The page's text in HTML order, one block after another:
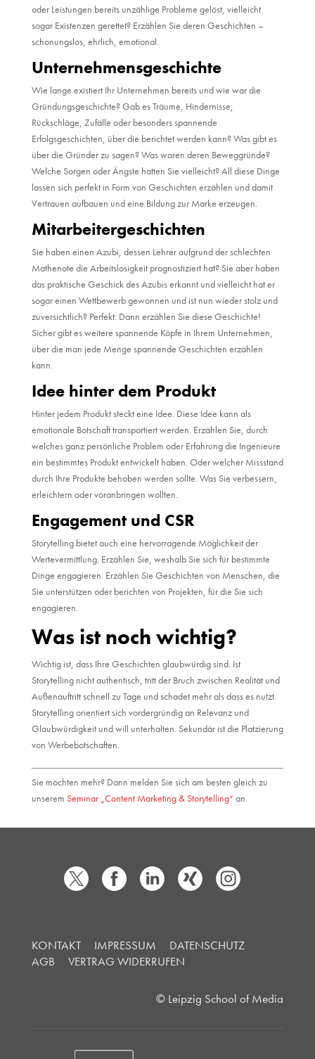
oder Leistungen bereits unzählige Probleme gelöst, vielleicht
sogar Existenzen gerettet? Erzählen Sie deren Geschichten –
schonungslos, ehrlich, emotional.
Unternehmensgeschichte
Wie lange existiert Ihr Unternehmen bereits und wie war die
Gründungsgeschichte? Gab es Träume, Hindernisse,
Rückschläge, Zufälle oder besonders spannende
Erfolgsgeschichten, über die berichtet werden kann? Was gibt es
über die Gründer zu sagen? Was waren deren Beweggründe?
Welche Sorgen oder Ängste hatten Sie vielleicht? All diese Dinge
lassen sich perfekt in Form von Geschichten erzählen und damit
Vertrauen aufbauen und eine Bildung zur Marke erzeugen.
Mitarbeitergeschichten
Sie haben einen Azubi, dessen Lehrer aufgrund der schlechten
Mathenote die Arbeitslosigkeit prognostiziert hat? Sie aber haben
das praktische Geschick des Azubis erkannt und vielleicht hat er
sogar einen Wettbewerb gewonnen und ist nun wieder stolz und
zuversichtlich? Perfekt: Dann erzählen Sie diese Geschichte!
Sicher gibt es weitere spannende Köpfe in Ihrem Unternehmen,
über die man jede Menge spannende Geschichten erzählen
kann.
Idee hinter dem Produkt
Hinter jedem Produkt steckt eine Idee. Diese Idee kann als
emotionale Botschaft transportiert werden. Erzählen Sie, durch
welches ganz persönliche Problem oder Erfahrung die Ingenieure
ein bestimmtes Produkt entwickelt haben. Oder welcher Missstand
durch Ihre Produkte behoben werden sollte. Was Sie verbessern,
erleichtern oder voranbringen wollten.
Engagement und CSR
Storytelling bietet auch eine hervorragende Möglichkeit der
Wertevermittlung. Erzählen Sie, weshalb Sie sich für bestimmte
Dinge engagieren. Erzählen Sie Geschichten von Menschen, die
Sie unterstützen oder berichten von Projekten, für die Sie sich
engagieren.
Was ist noch wichtig?
Wichtig ist, dass Ihre Geschichten glaubwürdig sind. Ist
Storytelling nicht authentisch, tritt der Bruch zwischen Realität und
Außenauftritt schnell zu Tage und schadet mehr als dass es nutzt.
Storytelling orientiert sich vordergründig an Relevanz und
Glaubwürdigkeit und will unterhalten. Sekundär ist die Platzierung
von Werbebotschaften.
Sie möchten mehr? Dann melden Sie sich am besten gleich zu
unserem Seminar „Content Marketing & Storytelling“ an.
KONTAKT IMPRESSUM
DATENSCHUTZ
AGB
VERTRAG WIDERRUFEN
© Leipzig School of Media